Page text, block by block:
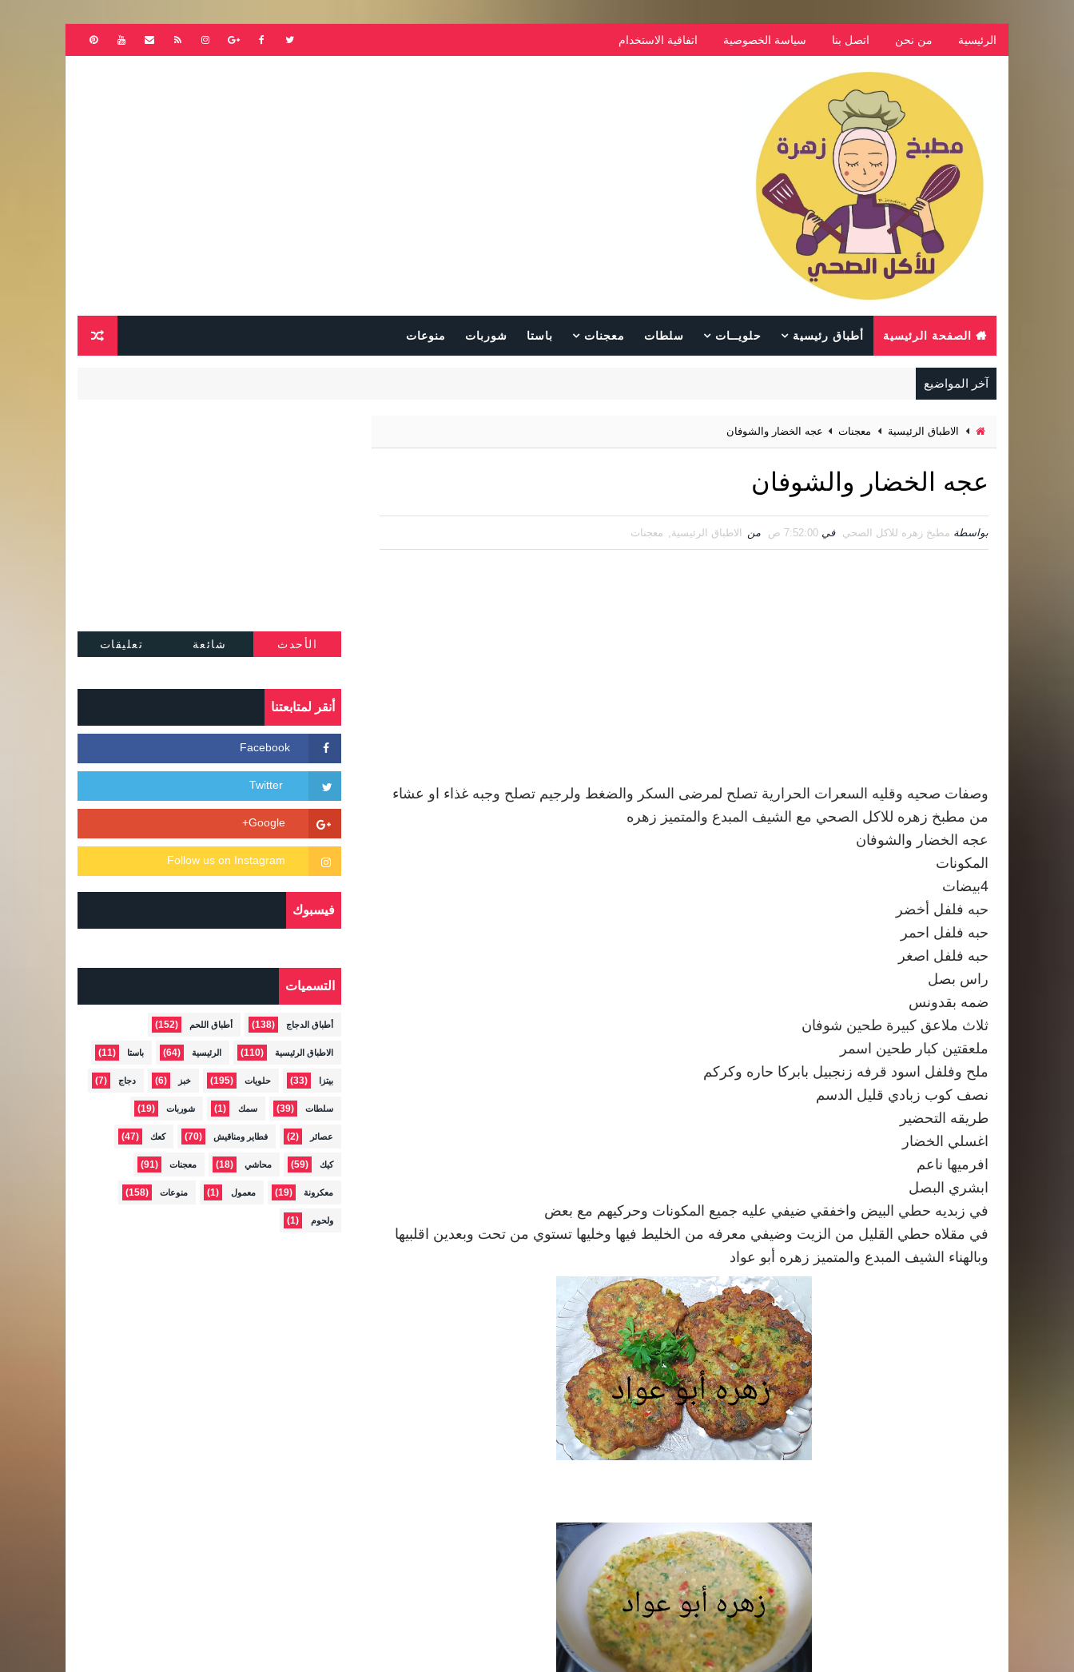
الرئيسية من نحن اتصل بنا سياسة الخصوصية اتفاقية الاستخدام
الصفحة الرئيسية أطباق رئيسية حلويــات سلطات معجنات باستا شوربات منوعات
آخر المواضيع
الاطباق الرئيسية معجنات عجه الخضار والشوفان
عجه الخضار والشوفان
بواسطة مطبخ زهره للاكل الصحي في 7:52:00 ص من الاطباق الرئيسية معجنات
وبالهناء الشيف المبدع والمتميز زهره أبو عواد
الأحدث شائعة تعليقات
أنقر لمتابعتنا
فيسبوك
التسميات
أطباق الدجاج (138) أطباق اللحم (152)
الاطباق الرئيسية (110) الرئيسية (64) باستا (11)
بيتزا (33) حلويات (195) خبز (6) دجاج (7)
سلطات (39) سمك (1) شوربات (19)
عصائر (2) فطاير ومناقيش (70) كعك (47)
كيك (59) محاشي (18) معجنات (91)
معكرونة (19) معمول (1) منوعات (158)
ولحوم (1)